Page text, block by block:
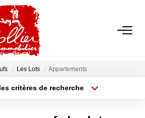
ACCUEIL
Les Lots Appartements
critères de recherche